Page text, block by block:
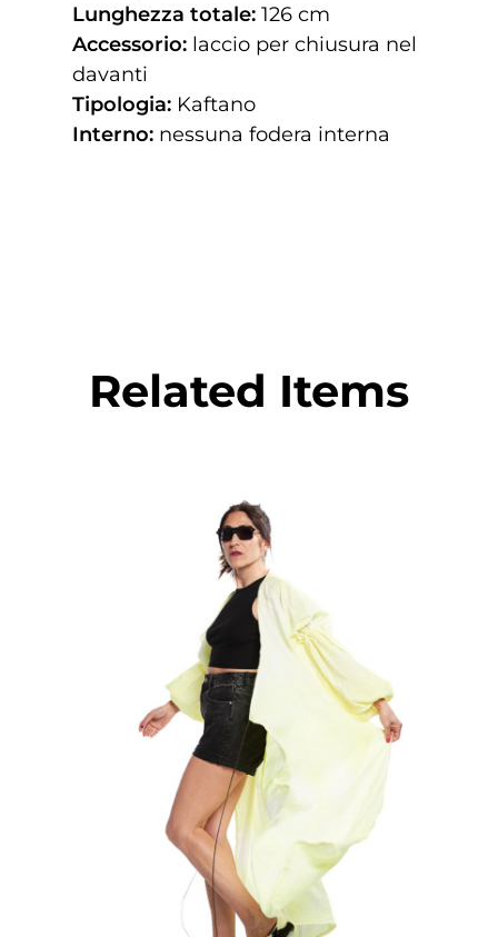
Lunghezza totale: 126 cm
Accessorio: laccio per chiusura nel
davanti
Tipologia: Kaftano
Interno: nessuna fodera interna
Related Items
€85.00
Aggiungi